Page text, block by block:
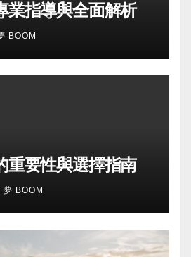
業指導與全面解析
BOOM
重要性與選擇指南
夢 BOOM